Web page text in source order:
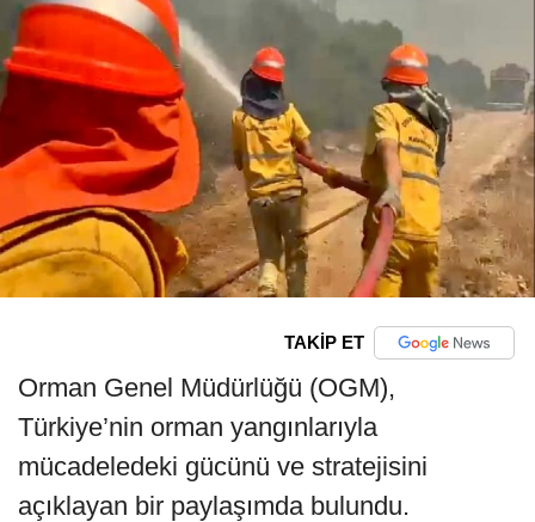
TAKİP ET
Orman Genel Müdürlüğü (OGM),
Türkiye’nin orman yangınlarıyla
mücadeledeki gücünü ve stratejisini
açıklayan bir paylaşımda bulundu.